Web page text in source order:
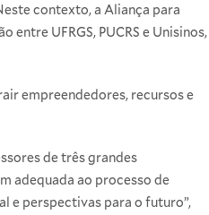
contexto, a Aliança para
UFRGS, PUCRS e Unisinos,
empreendedores, recursos e
de três grandes
adequada ao processo de
e perspectivas para o futuro”,